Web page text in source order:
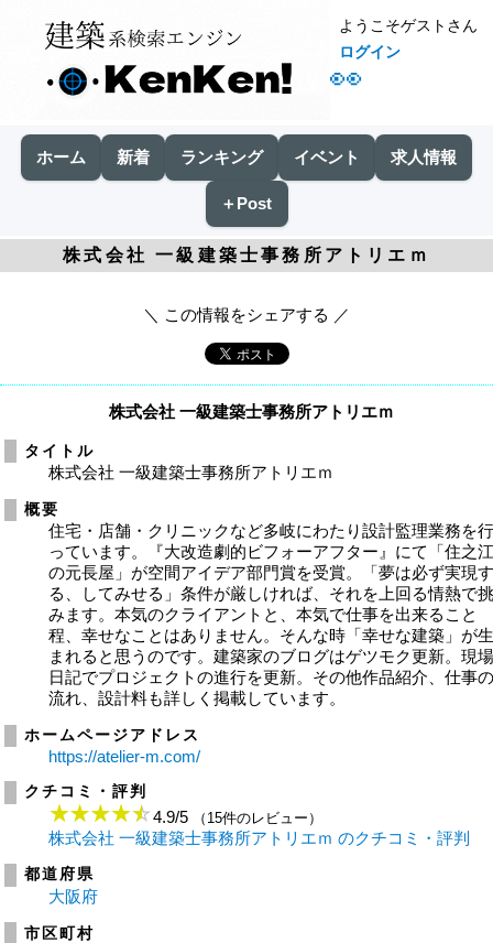
👀
ようこそゲストさん
ログイン
ホーム 新着 ランキング イベント 求人情報
＋Post
株式会社 一級建築士事務所アトリエｍ
＼ この情報をシェアする ／
株式会社 一級建築士事務所アトリエｍ
タイトル
株式会社 一級建築士事務所アトリエｍ
概要
住宅・店舗・クリニックなど多岐にわたり設計監理業務を
っています。『大改造劇的ビフォーアフター』にて「住之
の元長屋」が空間アイデア部門賞を受賞。「夢は必ず実現
る、してみせる」条件が厳しければ、それを上回る情熱で
みます。本気のクライアントと、本気で仕事を出来ること
程、幸せなことはありません。そんな時「幸せな建築」が
まれると思うのです。建築家のブログはゲツモク更新。現
日記でプロジェクトの進行を更新。その他作品紹介、仕事
流れ、設計料も詳しく掲載しています。
ホームページアドレス
https://atelier-m.com/
クチコミ・評判
4.9/5 （15件のレビュー）
株式会社 一級建築士事務所アトリエｍ のクチコミ・評判
都道府県
大阪府
市区町村